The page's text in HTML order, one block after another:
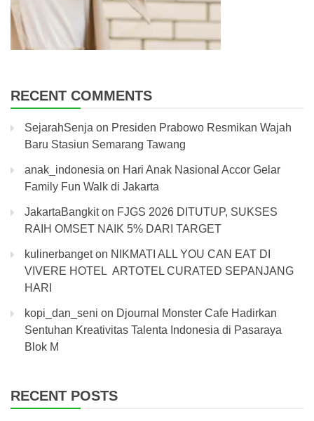
RECENT COMMENTS
SejarahSenja on Presiden Prabowo Resmikan Wajah
Baru Stasiun Semarang Tawang
anak_indonesia on Hari Anak Nasional Accor Gelar
Family Fun Walk di Jakarta
JakartaBangkiton FJGS 2026 DITUTUP, SUKSES
RAIH OMSET NAIK 5% DARI TARGET
kulinerbangeton NIKMATI ALL YOU CAN EAT DI
VIVERE HOTEL ARTOTEL CURATED SEPANJANG
HARI
kopi_dan_seni on Djournal Monster Cafe Hadirkan
Sentuhan Kreativitas Talenta Indonesia di Pasaraya
Blok M
RECENT POSTS